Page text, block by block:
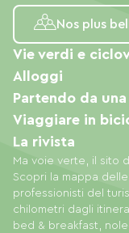
Nos plus
Ma voie verte, il sito
Scopri la mappa
professionisti del
chilometri dagli
bed & breakfast,
Vie verdi e
Alloggi
Partendo da
Viaggiare in
La rivista